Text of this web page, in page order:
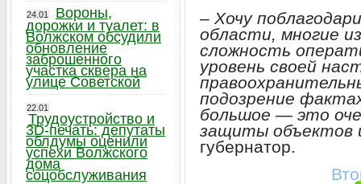
– Хочу
области, многие
сложность
уровень своей
подозрение
большое — это
защиты объектов
губернатор.
24.01
Вороны,
дорожки и туалет: в
Волжском обсудили
обновление
заброшенного
участка сквера на
улице Советской
22.01
Трудоустройство и
3D-печать: депутаты
облдумы оценили
успехи Волжского
дома
соцобслуживания